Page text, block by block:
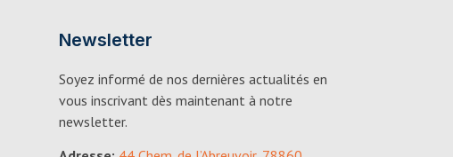
Newsletter
Soyez informé de nos dernières actualités en
vous inscrivant dès maintenant à notre
newsletter.